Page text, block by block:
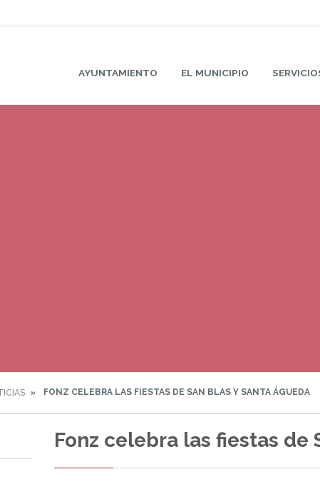
AYUNTAMIENTO EL MUNICIPIO
FONZ CELEBRA LAS FIESTAS DE SAN BLAS Y SANTA ÁGUEDA
Fonz celebra las fiestas de